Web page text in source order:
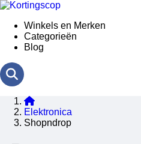
Winkels en Merken
Categorieën
Blog
Elektronica
Shopndrop